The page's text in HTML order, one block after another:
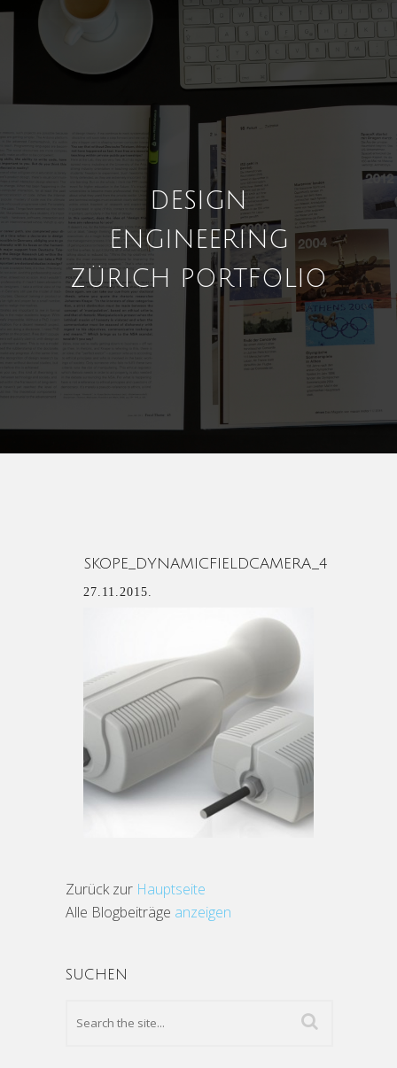
DESIGN
ENGINEERING
ZÜRICH PORTFOLIO
SKOPE_DYNAMICFIELDCAMERA_4
27.11.2015.
Zurück zur Hauptseite
Alle Blogbeiträge anzeigen
SUCHEN